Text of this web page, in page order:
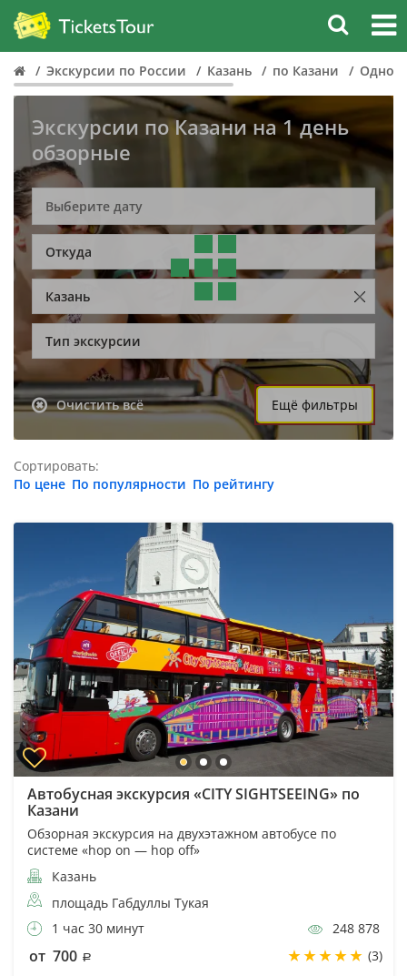
Экскурсии по России Казань по Казани
Экскурсии по Казани на 1 день
обзорные
Откуда
Казань
Тип экскурсии
Очистить всё Ещё фильтры
Сортировать:
По цене По популярности По рейтингу
Автобусная экскурсия «CITY SIGHTSEEING» по
Казани
Обзорная экскурсия на двухэтажном автобусе по
системе «hop on — hop off»
Казань
площадь Габдуллы Тукая
1 час 30 минут
248 878
от 700 (3)